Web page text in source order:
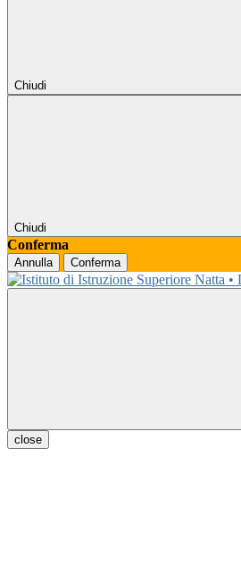
Chiudi
Chiudi
Conferma
Annulla Conferma
close